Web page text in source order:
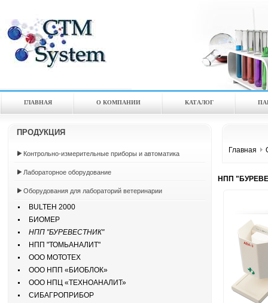
ГЛАВНАЯ О КОМПАНИИ КАТАЛOГ
ПРОДУКЦИЯ
Контрольно-измерительные приборы и автоматика
Лабораторное оборудование
Оборудования для лабораторий ветеринарии
BULTEH 2000
БИОМЕР
НПП "БУРЕВЕСТНИК"
НПП "ТОМЬАНАЛИТ"
ООО МОТОТЕХ
ООО НПП «БИОБЛОК»
ООО НПЦ «ТЕХНОАНАЛИТ»
СИБАГРОПРИБОР
Главная
НПП